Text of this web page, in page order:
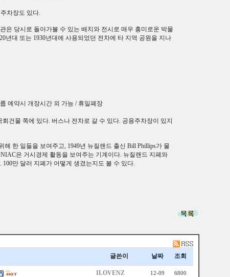
차장도 있다.
은 당시로 돌아가볼 수 있는 배치와 전시로 매우 흥미로운 박물
년대 또는 1930년대에 사용되었던 전차에 타 지역 공원을 지나
예약시 개장시간 외 가능 / 휴일폐장
회건물 쪽에 있다. 버스나 전차로 갈 수 있다. 공용주차장이 있지
한 일들을 보여주고, 1949년 뉴질랜드 출신 Bill Phillips가 물
은 거시경제 활동을 보여주는 기계이다. 뉴질랜드 지폐와
만 달러 지폐가 어떻게 생겼는지도 볼 수 있다.
글쓴이 날짜 조회
ILOVENZ 12-09 6800